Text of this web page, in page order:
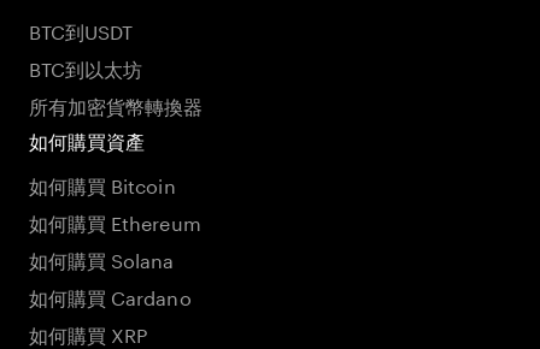
BTC到USDT
BTC到以太坊
所有加密貨幣轉換器
如何購買資產
如何購買 Bitcoin
如何購買 Ethereum
如何購買 Solana
如何購買 Cardano
如何購買 XRP